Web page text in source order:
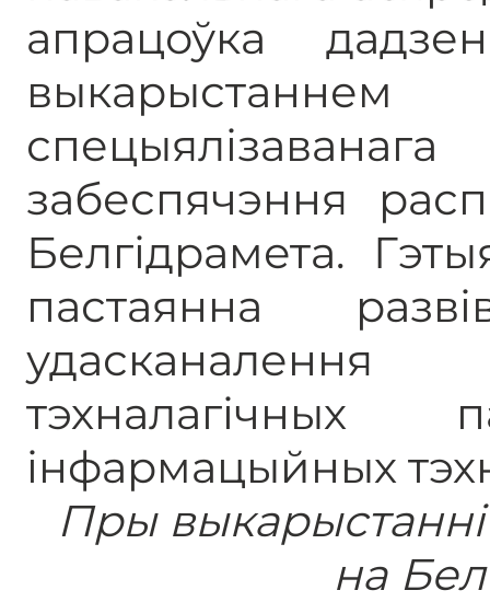
апрацоўка
забеспячэння
Белгідрамета.
пастаянна
тэхналагічных
інфармацыйных
Пры
на